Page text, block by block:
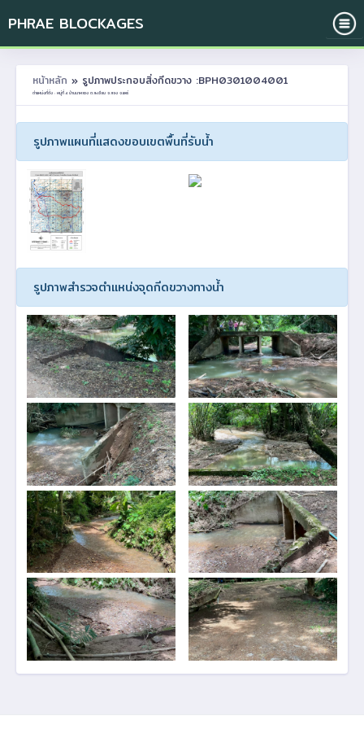
PHRAE BLOCKAGES
หน้าหลัก » รูปภาพประกอบสิ่งกีดขวาง :BPH0301004001
ตำแหน่งที่ตั้ง : หมู่ที่ 4 บ้านนาหลวง ต.สะเอียบ อ.สอง จ.แพร่
รูปภาพแผนที่แสดงขอบเขตพื้นที่รับน้ำ
รูปภาพสำรวจตำแหน่งจุดกีดขวางทางน้ำ